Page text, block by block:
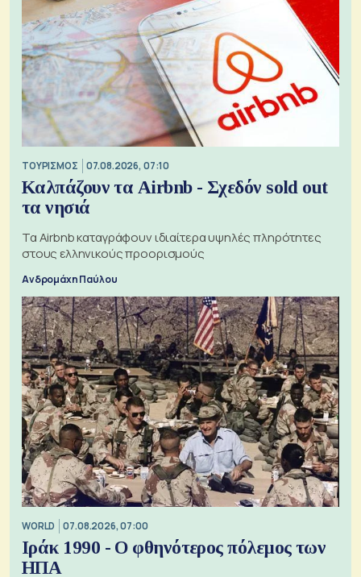
ΤΟΥΡΙΣΜΟΣ 07.08.2026, 07:10
Καλπάζουν τα Airbnb - Σχεδόν sold out
τα νησιά
Τα Airbnb καταγράφουν ιδιαίτερα υψηλές πληρότητες
στους ελληνικούς προορισμούς
Ανδρομάχη Παύλου
WORLD 07.08.2026, 07:00
Ιράκ 1990 - Ο φθηνότερος πόλεμος των
ΗΠΑ